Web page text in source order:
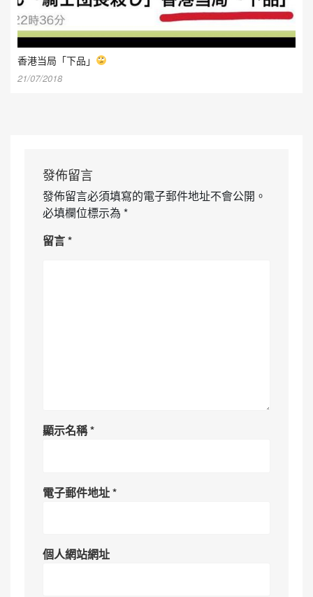
香港当局「下品」
21/07/2018
發佈留言
發佈留言必須填寫的電子郵件地址不會公開。
必填欄位標示為 *
留言*
顯示名稱*
電子郵件地址*
個人網站網址